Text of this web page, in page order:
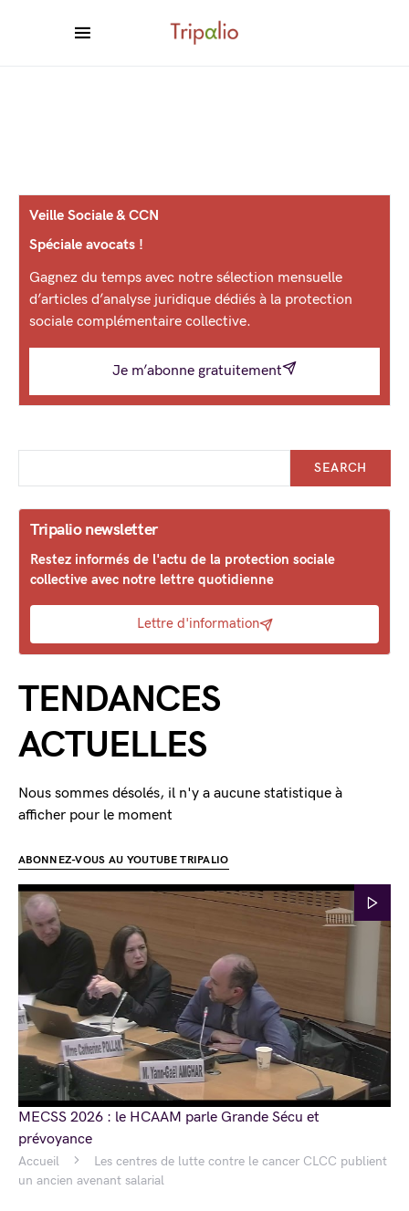
Accueil
Les centres de lutte contre le cancer CLCC publient
un ancien avenant salarial
Veille Sociale & CCN
Spéciale avocats !
Gagnez du temps avec notre sélection mensuelle
d’articles d’analyse juridique dédiés à la protection
sociale complémentaire collective.
Je m’abonne gratuitement
SEARCH
Tripalio newsletter
Restez informés de l'actu de la protection sociale
collective avec notre lettre quotidienne
Lettre d'information
TENDANCES
ACTUELLES
Nous sommes désolés, il n'y a aucune statistique à
afficher pour le moment
ABONNEZ-VOUS AU YOUTUBE TRIPALIO
MECSS 2026 : le HCAAM parle Grande Sécu et
prévoyance